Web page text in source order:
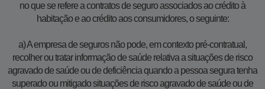
no que se refere a contratos de seguro associados ao crédito à
habitação e ao crédito aos consumidores, o seguinte:
a) A empresa de seguros não pode, em contexto pré-contratual,
recolher ou tratar informação de saúde relativa a situações de risco
agravado de saúde ou de deficiência quando a pessoa segura tenha
superado ou mitigado situações de risco agravado de saúde ou de